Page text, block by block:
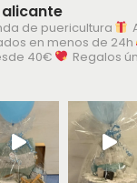
de puericultura
en menos de 24h
40€
Regalos